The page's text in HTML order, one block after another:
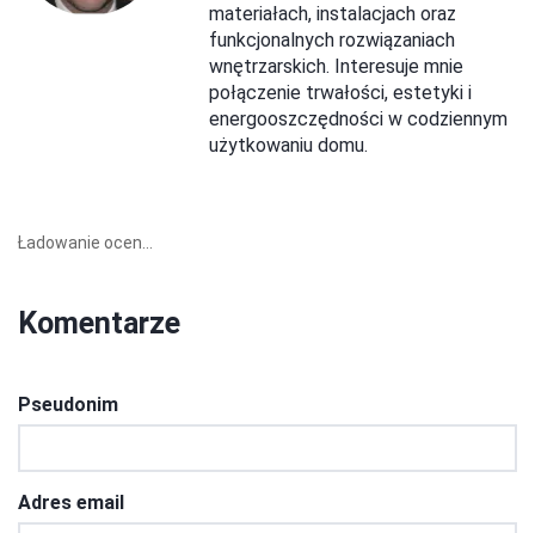
materiałach, instalacjach oraz
funkcjonalnych rozwiązaniach
wnętrzarskich. Interesuje mnie
połączenie trwałości, estetyki i
energooszczędności w codziennym
użytkowaniu domu.
Ładowanie ocen...
Komentarze
Pseudonim
Adres email